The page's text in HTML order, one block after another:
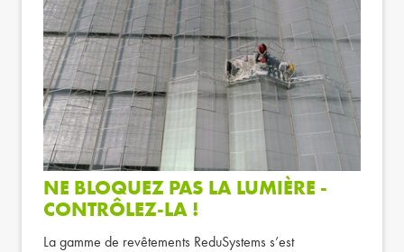
NE BLOQUEZ PAS LA LUMIÈRE -
CONTRÔLEZ-LA !
La gamme de revêtements ReduSystems s’est